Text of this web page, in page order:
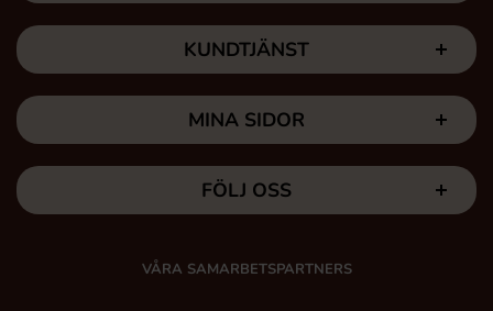
KUNDTJÄNST
MINA SIDOR
FÖLJ OSS
VÅRA SAMARBETSPARTNERS